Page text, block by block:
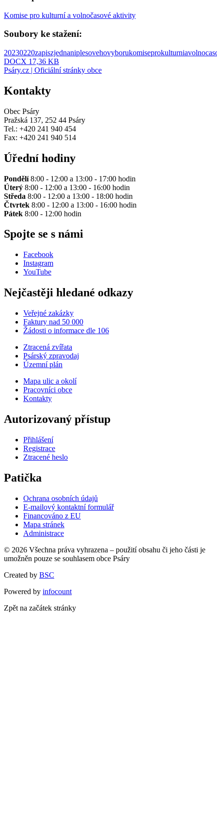
Komise pro kulturní a volnočasové aktivity
Soubory ke stažení:
DOCX 17,36 KB
Psáry.cz | Oficiální stránky obce
Kontakty
Obec Psáry
Pražská 137, 252 44 Psáry
Tel.: +420 241 940 454
Fax: +420 241 940 514
Úřední hodiny
Pondělí8:00 - 12:00 a 13:00 - 17:00 hodin
Úterý 8:00 - 12:00 a 13:00 - 16:00 hodin
Středa 8:00 - 12:00 a 13:00 - 18:00 hodin
Čtvrtek 8:00 - 12:00 a 13:00 - 16:00 hodin
Pátek 8:00 - 12:00 hodin
Spojte se s námi
Facebook
Instagram
YouTube
Nejčastěji hledané odkazy
Veřejné zakázky
Faktury nad 50 000
Žádosti o informace dle 106
Ztracená zvířata
Psárský zpravodaj
Územní plán
Mapa ulic a okolí
Pracovníci obce
Kontakty
Autorizovaný přístup
Přihlášení
Registrace
Ztracené heslo
Patička
Ochrana osobních údajů
E-mailový kontaktní formulář
Financováno z EU
Mapa stránek
Administrace
© 2026 Všechna práva vyhrazena – použití obsahu či jeho části je
umožněn pouze se souhlasem obce Psáry
Created by BSC
Powered by infocount
Zpět na začátek stránky